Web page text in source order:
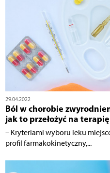
29.04.2022
Ból w chorobie
jak to przełożyć na
– Kryteriami wyboru leku
profil farmakokinetyczny,...